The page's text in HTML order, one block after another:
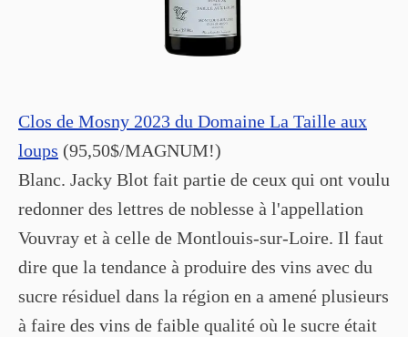
Clos de Mosny 2023 du Domaine La Taille aux
loups (95,50$/MAGNUM!)
Blanc. Jacky Blot fait partie de ceux qui ont voulu
redonner des lettres de noblesse à l'appellation
Vouvray et à celle de Montlouis-sur-Loire. Il faut
dire que la tendance à produire des vins avec du
sucre résiduel dans la région en a amené plusieurs
à faire des vins de faible qualité où le sucre était